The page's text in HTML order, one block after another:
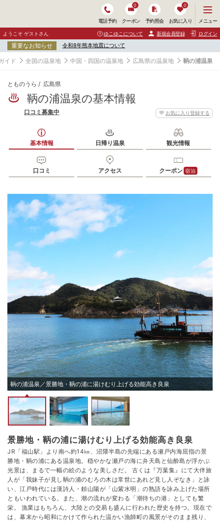
電話予約 クーポン
0
予約照会 お気に入り
0
ニ
ュ
ー
開
く
メニュー
ようこそ ゲストさん ゆこゆこについて 新規会員登録 ログイン
重要なお知らせ 令和8年熊本地震について
イド 全国の温泉地 中国・四国の温泉地 広島県の温泉地 鞆の浦温泉
とものうら 広島県
鞆の浦温泉の基本情報
お気に入り登録する
口コミ募集中
基本情報 日帰り温泉 観光情報
口コミ アクセス クーポン 宿泊
鞆の浦温泉／景勝地・鞆の浦に湯けむり上げる効能高き良泉
景勝地・鞆の浦に湯けむり上げる効能高き良泉
JR「福山駅」より南へ約14㎞、沼隈半島の先端にある瀬戸内海屈指の景
勝地・鞆の浦にある温泉地。穏やかな瀬戸の海に弁天島と仙酔島が浮かぶ
光景は、まるで一幅の絵のような美しさだ。 古くは『万葉集』にて大伴旅
人が「我妹子が見し鞆の浦のむろの木は常世にあれど見し人ぞなき」と詠
い、江戸時代には漢詩人・頼山陽が「山紫水明」の熟語を詠み上げた場所
ともいわれている。また、潮の流れが変わる「潮待ちの港」としても繁
栄。 漁業はもちろん、大陸との交易も盛んに行われた歴史を持つ。現在で
は、幕末から昭和にかけて作られた温かい漁師町の風景がそのまま残り、